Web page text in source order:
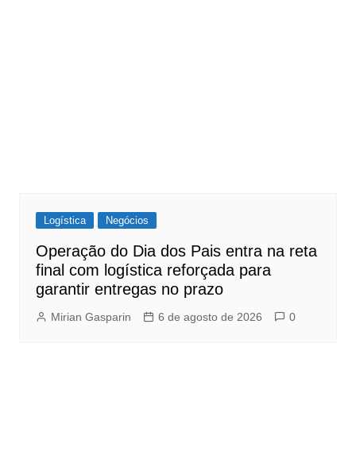
Logística Negócios
Operação do Dia dos Pais entra na reta
final com logística reforçada para
garantir entregas no prazo
Mirian Gasparin 6 de agosto de 2026 0